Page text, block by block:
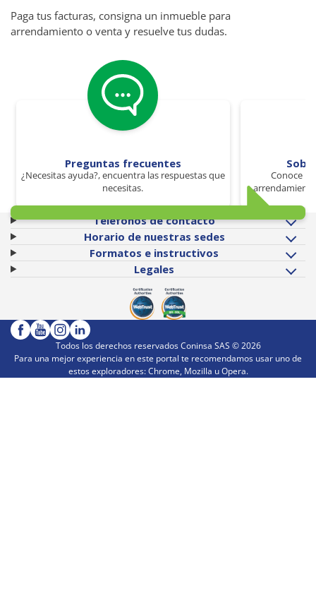
Paga tus facturas, consigna un inmueble para
arrendamiento o venta y resuelve tus dudas.
Preguntas frecuentes
¿Necesitas ayuda?, encuentra las respuestas que
necesitas.
Conoce
Teléfonos de contacto
Horario de nuestras sedes
Formatos e instructivos
Legales
Todos los derechos reservados Coninsa SAS ©2026
Para una mejor experiencia en este portal te recomendamos usar uno de
estos exploradores: Chrome, Mozilla u Opera.